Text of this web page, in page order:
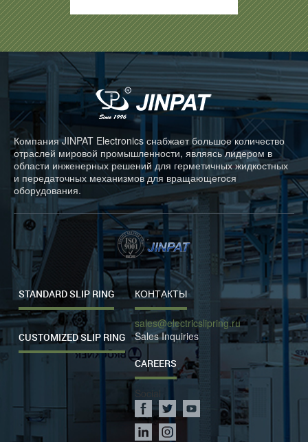
Компания JINPAT Electronics снабжает большое количество
отраслей мировой промышленности, являясь лидером в
области инженерных решений для герметичных жидкостных
и передаточных механизмов для вращающегося
оборудования.
STANDARD SLIP RING
CUSTOMIZED SLIP RING
КОНТАКТЫ
sales@electricslipring.ru
Sales Inquiries
CAREERS
Social